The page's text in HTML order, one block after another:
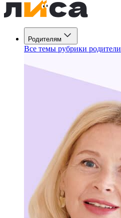
Родителям
Все темы рубрики родители